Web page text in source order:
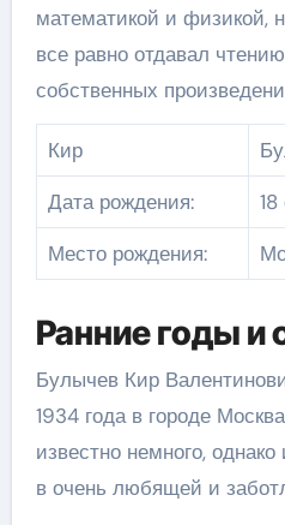
математикой и физикой,
все равно отдавал
собственных
Кир
Дата рождения:
Место рождения:
Ранние годы и
Булычев Кир
1934 года в городе
известно немного,
в очень любящей и